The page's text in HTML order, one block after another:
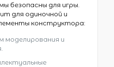
безопасны для игры.
для одиночной и
конструктора:
моделирования и